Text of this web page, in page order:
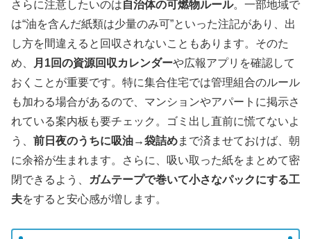
さらに注意したいのは自治体の可燃物ルール。一部地域で
は“油を含んだ紙類は少量のみ可”といった注記があり、出
し方を間違えると回収されないこともあります。そのた
め、
月1回の資源回収カレンダーや広報アプリを確認して
おくことが重要です。特に集合住宅では管理組合のルール
も加わる場合があるので、マンションやアパートに掲示さ
れている案内板も要チェック。ゴミ出し直前に慌てないよ
う、 前日夜のうちに吸油→袋詰めまで済ませておけば、朝
に余裕が生まれます。さらに、吸い取った紙をまとめて密
閉できるよう、
ガムテープで巻いて小さなパックにする工
夫をすると安心感が増します。